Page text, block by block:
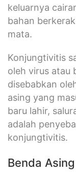
keluarnya
bahan
mata.
Konjungtivitis
oleh virus atau
disebabkan
asing yang
baru lahir,
adalah
konjungtivitis.
Benda